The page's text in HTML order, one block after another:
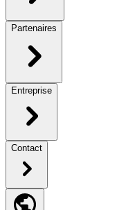
Partenaires
Entreprise
Contact